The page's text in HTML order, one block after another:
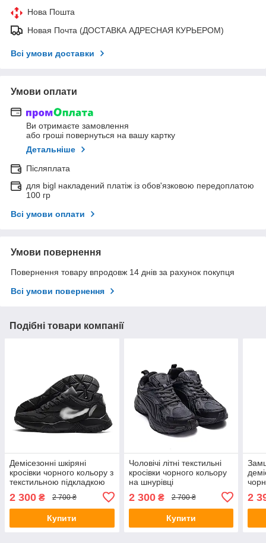
Нова Пошта
Новая Почта (ДОСТАВКА АДРЕСНАЯ КУРЬЕРОМ)
Всі умови доставки
Умови оплати
Ви отримаєте замовлення
або гроші повернуться на вашу картку
Детальніше
Післяплата
для bigl накладений платіж із обов'язковою передоплатою
100 гр
Всі умови оплати
Умови повернення
Повернення товару впродовж 14 днів за рахунок покупця
Всі умови повернення
Подібні товари компанії
Демісезонні шкіряні
кросівки чорного кольору з
текстильною підкладкою
2 300 ₴ 2 700 ₴
Купити
Чоловічі літні текстильні
кросівки чорного кольору
на шнурівці
2 300₴ 2 700 ₴
Купити
2